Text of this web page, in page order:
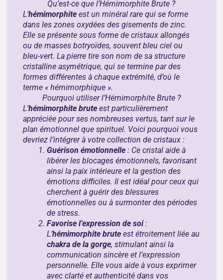
Qu’est-ce que l’Hémimorphite Brute ?
L’hémimorphite est un minéral rare qui se forme
dans les zones oxydées des gisements de zinc.
Elle se présente sous forme de cristaux allongés
ou de masses botryoïdes, souvent bleu ciel ou
bleu-vert. La pierre tire son nom de sa structure
cristalline asymétrique, qui se termine par des
formes différentes à chaque extrémité, d’où le
terme « hémimorphique ».
Pourquoi utiliser l’Hémimorphite Brute ?
L’hémimorphite brute est particulièrement
appréciée pour ses nombreuses vertus, tant sur le
plan émotionnel que spirituel. Voici pourquoi vous
devriez l’intégrer à votre collection de cristaux :
Guérison émotionnelle : Ce cristal aide à
libérer les blocages émotionnels, favorisant
ainsi la paix intérieure et la gestion des
émotions difficiles. Il est idéal pour ceux qui
cherchent à guérir des blessures
émotionnelles ou à surmonter des périodes
de stress.
Favorise l’expression de soi:
L’hémimorphite brute est étroitement liée au
chakra de la gorge, stimulant ainsi la
communication sincère et l’expression
personnelle. Elle vous aide à vous exprimer
avec clarté et authenticité dans vos